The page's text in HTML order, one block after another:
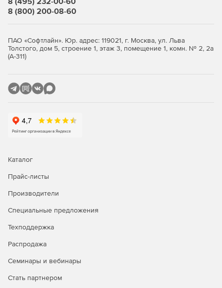
Окно «Локальная смета»
Переключение метода расчета: базисно-индексный,
Задание и редактирование формул расчета объема и
стоимости.
Пересчет сметы и акта из справочников.
Окно «Акт выполненных работ»
Задание общего процента выполнения по всей смете
Графическое отображение закрытия по каждой
Дополнительные возможности
8 (800) 200-08-60
ПАО «Софтлайн». Юр. адрес: 119021, г. Москва, ул. Льва
Толстого, дом 5, строение 1, этаж 3, помещение 1, комн. № 2, 2а
(А-311)
Каталог
Прайс-листы
Производители
Специальные предложения
Техподдержка
Распродажа
Семинары и вебинары
Стать партнером